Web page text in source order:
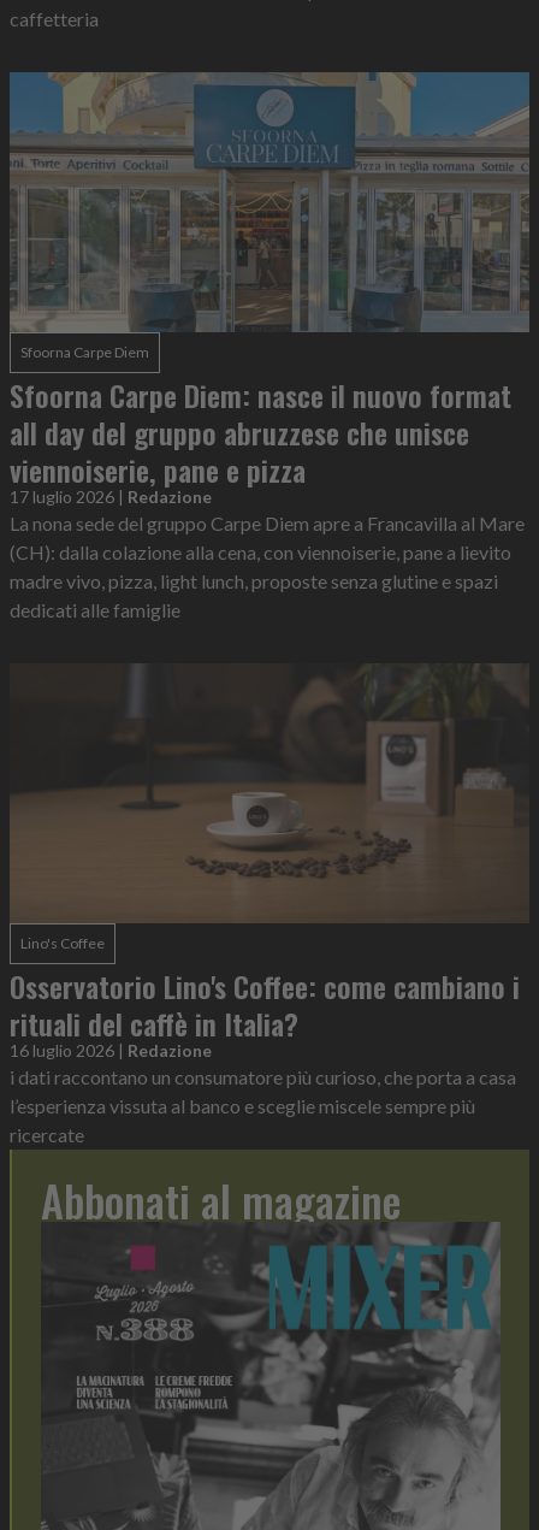
caffetteria
Sfoorna Carpe Diem
Sfoorna Carpe Diem: nasce il nuovo format
all day del gruppo abruzzese che unisce
viennoiserie, pane e pizza
17 luglio 2026 | Redazione
La nona sede del gruppo Carpe Diem apre a Francavilla al Mare
(CH): dalla colazione alla cena, con viennoiserie, pane a lievito
madre vivo, pizza, light lunch, proposte senza glutine e spazi
dedicati alle famiglie
Lino's Coffee
Osservatorio Lino's Coffee: come cambiano i
rituali del caffè in Italia?
16 luglio 2026 | Redazione
i dati raccontano un consumatore più curioso, che porta a casa
l’esperienza vissuta al banco e sceglie miscele sempre più
ricercate
Abbonati al magazine